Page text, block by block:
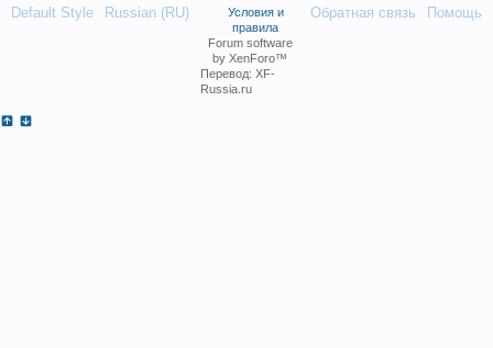
Default Style Russian (RU) Обратная связь Помощь
Условия и
правила
Forum software
by XenForo™
Перевод: XF-
Russia.ru